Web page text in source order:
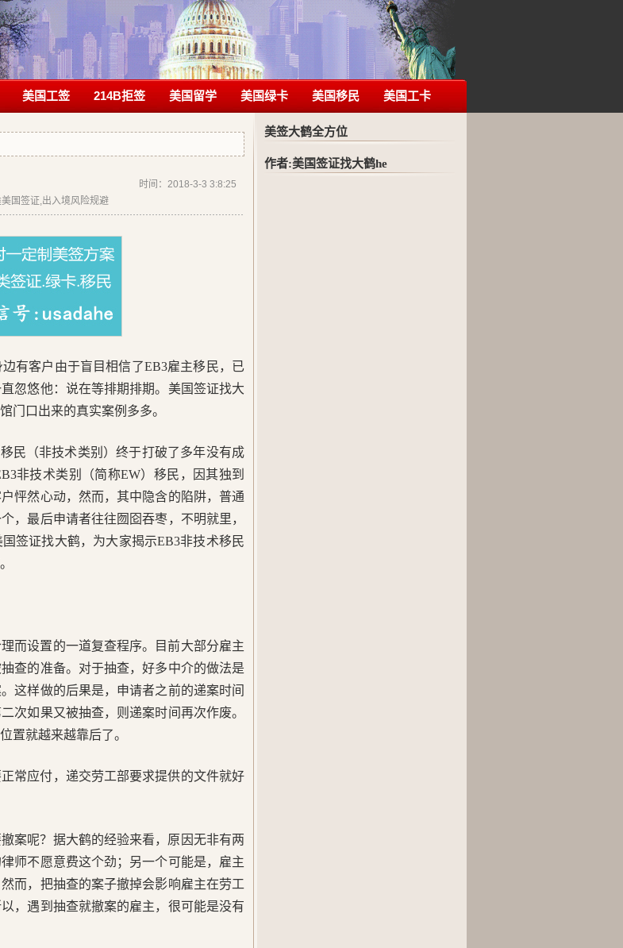
美国工签 214B拒签 美国留学 美国绿卡 美国移民 美国工卡
时间：2018-3-3 3:8:25
国签证,出入境风险规避
有客户由于盲目相信了EB3雇主移民，已
忽悠他：说在等排期排期。美国签证找大
门口出来的真实案例多多。
民（非技术类别）终于打破了多年没有成
非技术类别（简称EW）移民，因其独到
怦然心动，然而，其中隐含的陷阱，普通
，最后申请者往往囫囵吞枣，不明就里，
签证找大鹤，为大家揭示EB3非技术移民
而设置的一道复查程序。目前大部分雇主
查的准备。对于抽查，好多中介的做法是
这样做的后果是，申请者之前的递案时间
次如果又被抽查，则递案时间再次作废。
置就越来越靠后了。
常应付，递交劳工部要求提供的文件就好
案呢？据大鹤的经验来看，原因无非有两
师不愿意费这个劲；另一个可能是，雇主
而，把抽查的案子撤掉会影响雇主在劳工
，遇到抽查就撤案的雇主，很可能是没有
美签大鹤全方位
作者:美国签证找大鹤he